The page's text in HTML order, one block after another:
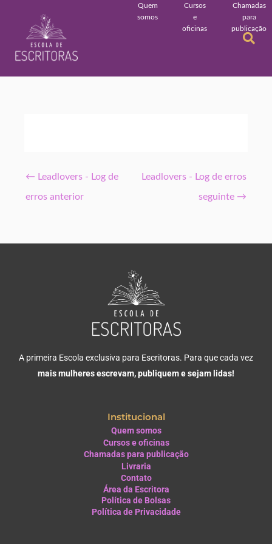
Quem
somos
Cursos
e
oficinas
Chamadas
para
publicação
← Leadlovers - Log de
erros anterior
Leadlovers - Log de erros
seguinte →
A primeira Escola exclusiva para Escritoras. Para que cada vez
mais mulheres escrevam, publiquem e sejam lidas!
Institucional
Quem somos
Cursos e oficinas
Chamadas para publicação
Livraria
Contato
Área da Escritora
Política de Bolsas
Política de Privacidade